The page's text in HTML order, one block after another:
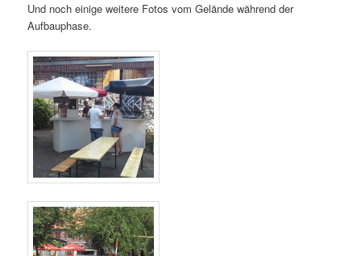
Und noch einige weitere Fotos vom Gelände während der
Aufbauphase.